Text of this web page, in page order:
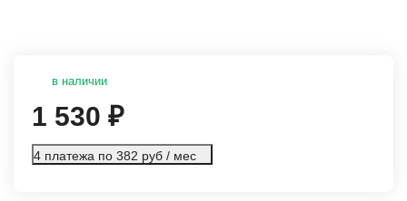
в наличии
1 530 ₽
4 платежа по 382 руб / мес